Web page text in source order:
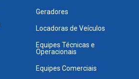
Geradores
Locadoras de Veículos
Equipes Técnicas e
Operacionais
Equipes Comerciais